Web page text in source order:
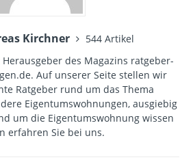
Kirchner
544 Artikel
des Magazins ratgeber-
Auf unserer Seite stellen wir
Ratgeber rund um das Thema
Eigentumswohnungen, ausgiebig
um die Eigentumswohnung wissen
erfahren Sie bei uns.